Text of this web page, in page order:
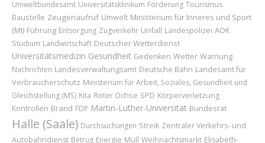
Umweltbundesamt Universitätsklinikum Förderung Tourismus
Baustelle Zeugenaufruf Umwelt Ministerium für Inneres und Sport
(MI) Führung Entsorgung Zugverkehr Unfall Landespolizei AOK
Studium Landwirtschaft Deutscher Wetterdienst
Universitätsmedizin Gesundheit Gedenken Wetter Warnung
Nachrichten Landesverwaltungsamt Deutsche Bahn Landesamt für
Verbraucherschutz Ministerium für Arbeit, Soziales, Gesundheit und
Gleichstellung (MS) Kita Roter Ochse SPD Körperverletzung
Kontrollen Brand FDP Martin-Luther-Universität Bundesrat
Halle (Saale) Durchsuchungen Streik Zentraler Verkehrs- und
Autobahndienst Betrug Energie Müll Weihnachtsmarkt Elisabeth-